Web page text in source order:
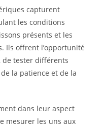
capturent
les conditions
présents et les
Ils offrent l’opportunité
de tester différents
la patience et de la
dans leur aspect
mesurer les uns aux